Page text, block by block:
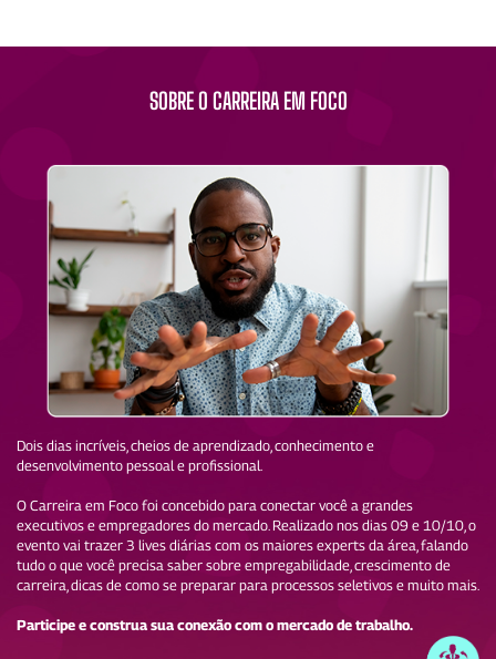
SOBRE O CARREIRA EM FOCO
Dois dias incríveis, cheios de aprendizado, conhecimento e
desenvolvimento pessoal e profissional.
O Carreira em Foco foi concebido para conectar você a grandes
executivos e empregadores do mercado. Realizado nos dias 09 e 10/10, o
evento vai trazer 3 lives diárias com os maiores experts da área, falando
tudo o que você precisa saber sobre empregabilidade, crescimento de
carreira, dicas de como se preparar para processos seletivos e muito mais.
Participe e construa sua conexão com o mercado de trabalho.